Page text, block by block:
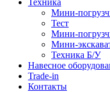
Техника
Мини-
Тест
Мини-
Мини-
Техника Б/У
Навесное
Trade-in
Контакты